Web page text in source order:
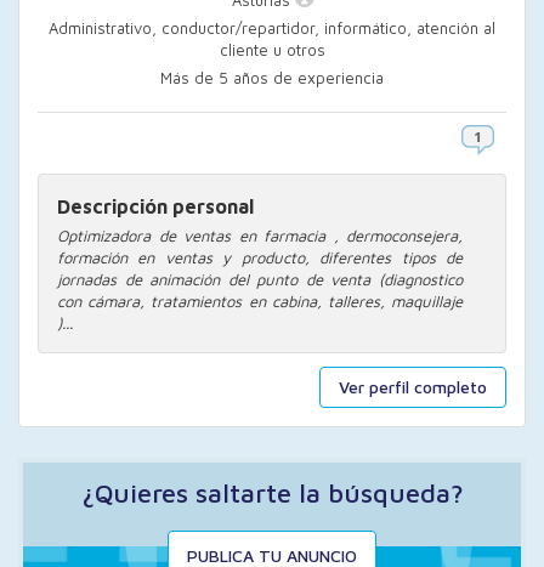
Ver perfil completo
Administrativo, conductor/repartidor, informático, atención al
cliente u otros
Más de 5 años de experiencia
Descripción personal
Optimizadora de ventas en farmacia , dermoconsejera,
formación en ventas y producto, diferentes tipos de
jornadas de animación del punto de venta (diagnostico
con cámara, tratamientos en cabina, talleres, maquillaje
)...
¿Quieres saltarte la búsqueda?
PUBLICA TU ANUNCIO